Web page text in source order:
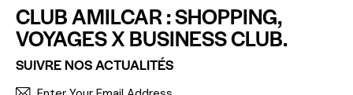
CLUB AMILCAR : SHOPPING,
VOYAGES X BUSINESS CLUB.
SUIVRE NOS ACTUALITÉS